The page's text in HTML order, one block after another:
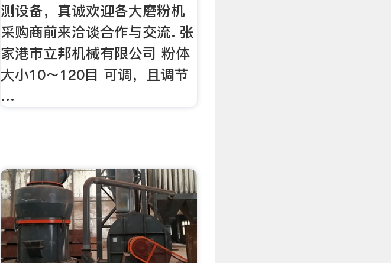
测设备，真诚欢迎各大磨粉机
采购商前来洽谈合作与交流. 张
家港市立邦机械有限公司 粉体
大小10～120目 可调，且调节
…